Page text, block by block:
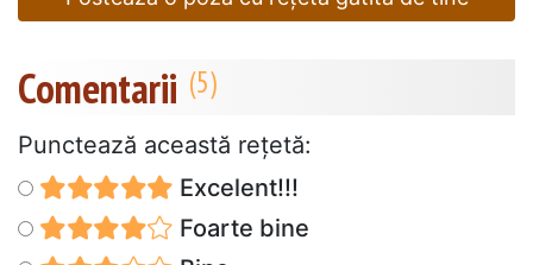
Comentarii
Punctează această reţetă:
Excelent!!!
Foarte bine